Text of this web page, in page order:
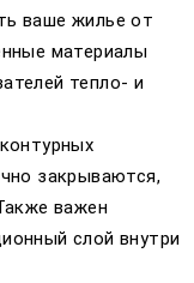
ваше жилье от
материалы
тепло- и
закрываются,
важен
слой внутри